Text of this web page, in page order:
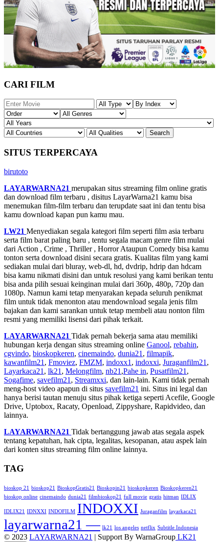
CARI FILM
SITUS TERPERCAYA
birutoto
LAYARWARNA21 merupakan situs streaming film online gratis
dan download film terbaru , disitus LayarWarna21 kamu bisa
menemukan film-film terbaru dan terupdate saat ini dan tentu bisa
kamu download kapan pun kamu mau.
LW21 Menyediakan segala kategori film seperti film asia terbaru
serta film barat paling baru , tentu segala macam genre film mulai
dari Action , Crime , Thriller , Horror Ataupun Comedy bisa kamu
tonton serta download disini secara gratis. Kualitas film yang kami
sediakan mulai dari bluray, web-dl, hd, dvdrip, hdrip dan hdcam
bisa kamu nikmati disini dan untuk resolusi yang kami berikan tentu
bisa anda pilih sesuai keinginan mulai dari 360p, 480p, 720p dan
1080p. Namun kami tetap menyarakan kepada seluruh penikmat
film untuk tidak menonton atau mendownload segala jenis film
bajakan dan kami sarankan untuk tetap membeli atau nonton film
resmi yang memiliki lisensi dari pihak terkait.
LAYARWARNA21 Tidak pernah bekerja sama atau memiliki
hubungan kerja dengan situs streaming online Ganool, rebahin,
cgvindo, bioskopkeren, cinemaindo, dunia21 , filmapik,
kawanfilm21 , Fmoviez, FMZM, indoxx1 , indoxxi, Juraganfilm21 ,
Layarkaca21 , lk21 , Melongfilm, nb21 ,Pahe in, Pusatfilm21 ,
Sogafime, savefilm21 , Streamxxi, dan lain-lain. Kami tidak pernah
meng-host video apapun di situs savefilm21 ini. Situs ini legal dan
hanya berisi tautan menuju situs pihak ketiga seperti Acefile, Google
Drive, Uptobox, Racaty, Openload, Zippyshare, Rapidvideo, dan
lainnya.
LAYARWARNA21 Tidak bertanggung jawab atas segala aspek
tentang kepatuhan, hak cipta, legalitas, kesopanan, atau aspek lain
dari konten situs streaming film online lainnya.
TAG
bioskop 21 bioskop21 BioskopGratis21 Bioskopin21 bioskopkeren Bioskopkeren21
bioskop online cinemaindo dunia21 filmbioskop21 full movie gratis hitman IDLIX
IDLIX21 IDNXXI INDOFILM INDOXXI Juraganfilm layarkaca21
layarwarna21 — lk21 los angeles netflix Subtitle Indonesia
© 2023 LAYARWARNA21 | Support By WarnaGroup LK21